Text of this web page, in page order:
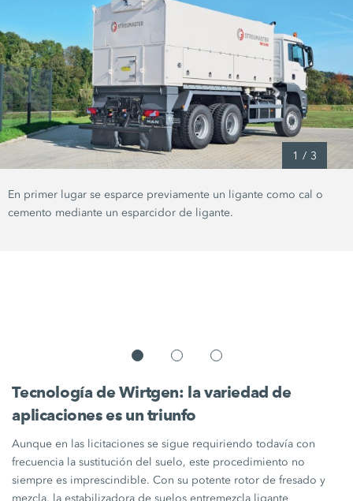
1 / 3
En primer lugar se esparce previamente un ligante como cal o
cemento mediante un esparcidor de ligante.
Tecnología de Wirtgen: la variedad de
aplicaciones es un triunfo
Aunque en las licitaciones se sigue requiriendo todavía con
frecuencia la sustitución del suelo, este procedimiento no
siempre es imprescindible. Con su potente rotor de fresado y
mezcla, la estabilizadora de suelos entremezcla ligante